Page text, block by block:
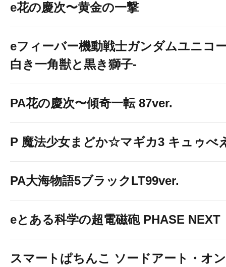
e花の慶次〜黄金の一撃
eフィーバー機動戦士ガンダムユニコ
白き一角獣と黒き獅子-
PA花の慶次〜傾奇一転 87ver.
P 魔法少女まどか☆マギカ3 キュゥべ
PA大海物語5ブラックLT99ver.
eとある科学の超電磁砲 PHASE NEXT
スマートぱちんこ ソードアート・オ